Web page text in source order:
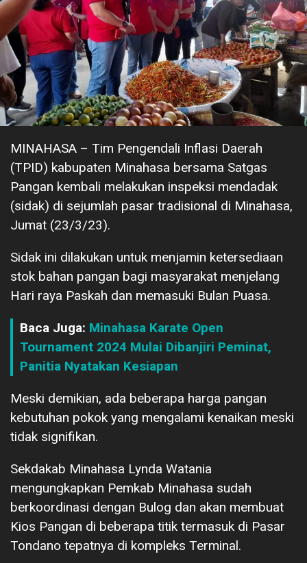
MINAHASA – Tim Pengendali Inflasi Daerah
(TPID) kabupaten Minahasa bersama Satgas
Pangan kembali melakukan inspeksi mendadak
(sidak) di sejumlah pasar tradisional di Minahasa,
Jumat (23/3/23).
Sidak ini dilakukan untuk menjamin ketersediaan
stok bahan pangan bagi masyarakat menjelang
Hari raya Paskah dan memasuki Bulan Puasa.
Baca Juga: Minahasa Karate Open
Tournament 2024 Mulai Dibanjiri Peminat,
Panitia Nyatakan Kesiapan
Meski demikian, ada beberapa harga pangan
kebutuhan pokok yang mengalami kenaikan meski
tidak signifikan.
Sekdakab Minahasa Lynda Watania
mengungkapkan Pemkab Minahasa sudah
berkoordinasi dengan Bulog dan akan membuat
Kios Pangan di beberapa titik termasuk di Pasar
Tondano tepatnya di kompleks Terminal.